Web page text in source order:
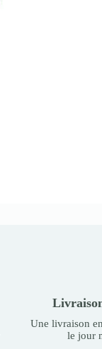
Une livraison
le jour